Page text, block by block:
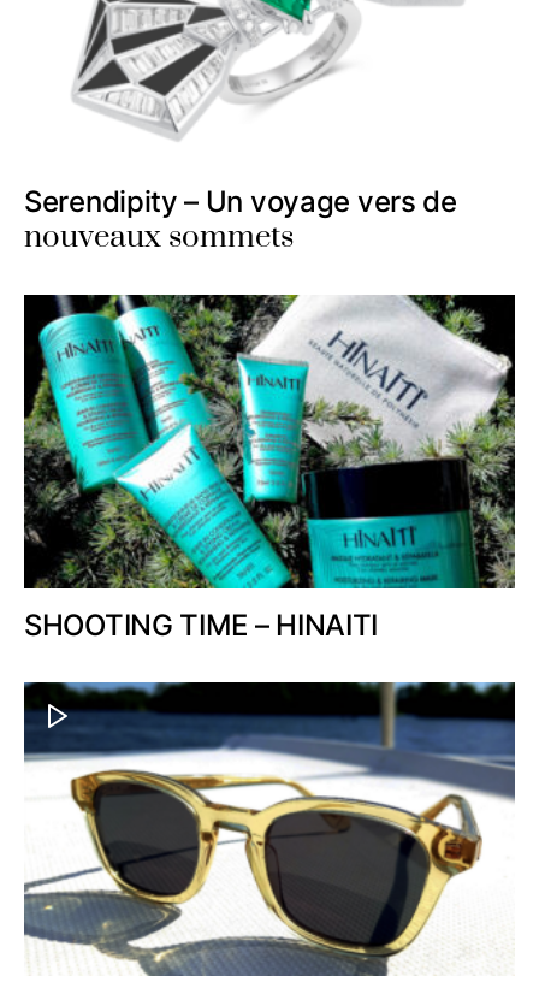
Serendipity – Un voyage vers de
nouveaux sommets
SHOOTING TIME – HINAITI